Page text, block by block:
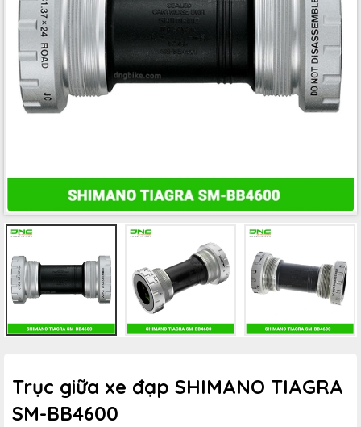
Trục giữa xe đạp SHIMANO TIAGRA
SM-BB4600